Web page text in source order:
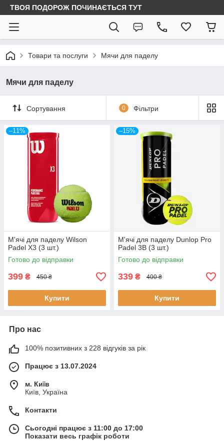
ТВОЯ ПОДОРОЖ ПОЧИНАЄТЬСЯ ТУТ
Товари та послуги Мячи для паделу
Мячи для паделу
Сортування 0 Фільтри
–11%
М'ячі для паделу Wilson
Padel X3 (3 шт.)
Готово до відправки
399 ₴ 450 ₴
Купити
–15%
М'ячі для паделу Dunlop Pro
Padel 3В (3 шт.)
Готово до відправки
339 ₴ 400 ₴
Купити
Про нас
100% позитивних з 228 відгуків за рік
Працює з 13.07.2024
м. Київ
Київ, Україна
Контакти
Сьогодні працює з 11:00 до 17:00
Показати весь графік роботи